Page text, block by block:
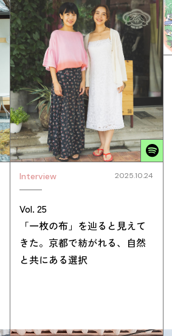
Interview 2025.10.24
Vol. 25
「一枚の布」を辿ると見えて
きた。京都で紡がれる、自然
と共にある選択